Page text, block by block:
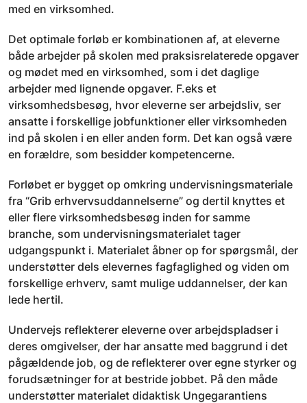
med en virksomhed.
Det optimale forløb er kombinationen af, at eleverne
både arbejder på skolen med praksisrelaterede opgaver
og mødet med en virksomhed, som i det daglige
arbejder med lignende opgaver. F.eks et
virksomhedsbesøg, hvor eleverne ser arbejdsliv, ser
ansatte i forskellige jobfunktioner eller virksomheden
ind på skolen i en eller anden form. Det kan også være
en forældre, som besidder kompetencerne.
Forløbet er bygget op omkring undervisningsmateriale
fra “Grib erhvervsuddannelserne” og dertil knyttes et
eller flere virksomhedsbesøg inden for samme
branche, som undervisningsmaterialet tager
udgangspunkt i. Materialet åbner op for spørgsmål, der
understøtter dels elevernes fagfaglighed og viden om
forskellige erhverv, samt mulige uddannelser, der kan
lede hertil.
Undervejs reflekterer eleverne over arbejdspladser i
deres omgivelser, der har ansatte med baggrund i det
pågældende job, og de reflekterer over egne styrker og
forudsætninger for at bestride jobbet. På den måde
understøtter materialet didaktisk Ungegarantiens